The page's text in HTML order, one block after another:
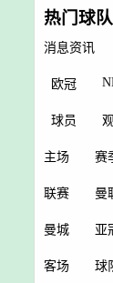
热门球队
消息资讯
欧冠
球员
主场 赛
联赛 曼
曼城 亚
客场 球